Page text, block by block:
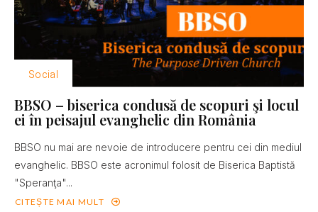
Social
BBSO – biserica condusă de scopuri şi locul
ei în peisajul evanghelic din România
BBSO nu mai are nevoie de introducere pentru cei din mediul
evanghelic. BBSO este acronimul folosit de Biserica Baptistă
"Speranţa"...
CITEȘTE MAI MULT